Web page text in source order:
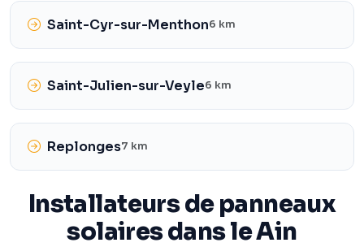
Saint-Cyr-sur-Menthon6 km
Saint-Julien-sur-Veyle6 km
Replonges7 km
Installateurs de panneaux
solaires dans le Ain